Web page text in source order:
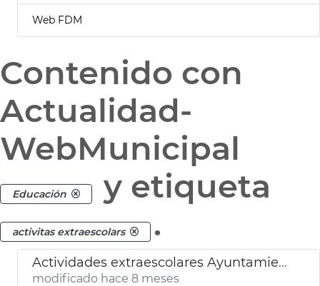
Web FDM
Contenido con
Actualidad-
WebMunicipal
Educación y etiqueta
activitas extraescolars .
Actividades extraescolares Ayuntamiento de València
modificado hace 8 meses